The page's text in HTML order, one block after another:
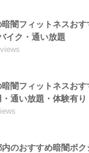
闇フィットネスお
イク・通い放題
闇フィットネスお
通い放題・体験有り
のおすすめ暗闇ボク